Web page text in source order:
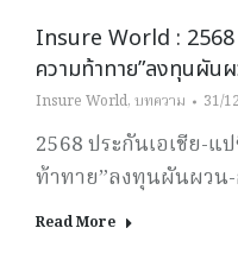
Insure World : 2568
ความท้าทาย”ลงทุนผัน
Insure World, บทความ 31/
2568 ประกันเอเชีย-แ
ท้าทาย”ลงทุนผันผวน
Read More